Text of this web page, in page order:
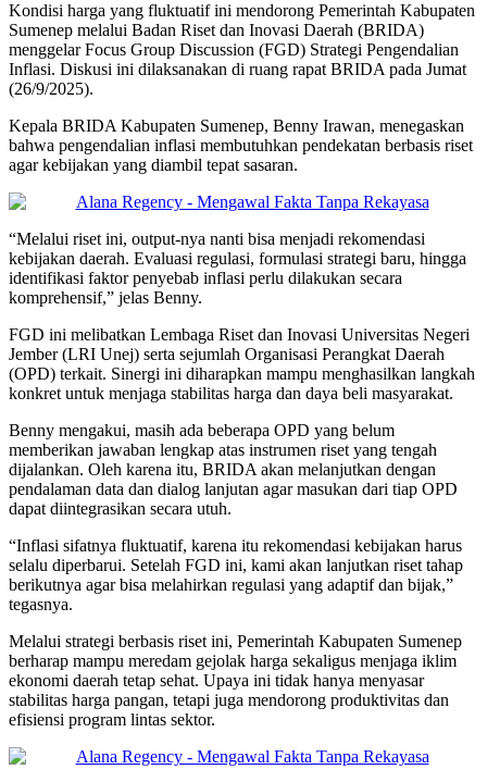
Kondisi harga yang fluktuatif ini mendorong Pemerintah Kabupaten
Sumenep melalui Badan Riset dan Inovasi Daerah (BRIDA)
menggelar Focus Group Discussion (FGD) Strategi Pengendalian
Inflasi. Diskusi ini dilaksanakan di ruang rapat BRIDA pada Jumat
(26/9/2025).
Kepala BRIDA Kabupaten Sumenep, Benny Irawan, menegaskan
bahwa pengendalian inflasi membutuhkan pendekatan berbasis riset
agar kebijakan yang diambil tepat sasaran.
“Melalui riset ini, output-nya nanti bisa menjadi rekomendasi
kebijakan daerah. Evaluasi regulasi, formulasi strategi baru, hingga
identifikasi faktor penyebab inflasi perlu dilakukan secara
komprehensif,” jelas Benny.
FGD ini melibatkan Lembaga Riset dan Inovasi Universitas Negeri
Jember (LRI Unej) serta sejumlah Organisasi Perangkat Daerah
(OPD) terkait. Sinergi ini diharapkan mampu menghasilkan langkah
konkret untuk menjaga stabilitas harga dan daya beli masyarakat.
Benny mengakui, masih ada beberapa OPD yang belum
memberikan jawaban lengkap atas instrumen riset yang tengah
dijalankan. Oleh karena itu, BRIDA akan melanjutkan dengan
pendalaman data dan dialog lanjutan agar masukan dari tiap OPD
dapat diintegrasikan secara utuh.
“Inflasi sifatnya fluktuatif, karena itu rekomendasi kebijakan harus
selalu diperbarui. Setelah FGD ini, kami akan lanjutkan riset tahap
berikutnya agar bisa melahirkan regulasi yang adaptif dan bijak,”
tegasnya.
Melalui strategi berbasis riset ini, Pemerintah Kabupaten Sumenep
berharap mampu meredam gejolak harga sekaligus menjaga iklim
ekonomi daerah tetap sehat. Upaya ini tidak hanya menyasar
stabilitas harga pangan, tetapi juga mendorong produktivitas dan
efisiensi program lintas sektor.